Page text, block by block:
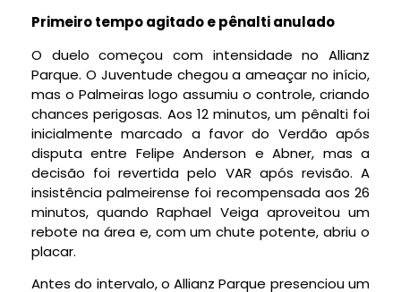
Primeiro tempo agitado e pênalti anulado
O duelo começou com intensidade no Allianz
Parque. O Juventude chegou a ameaçar no início,
mas o Palmeiras logo assumiu o controle, criando
chances perigosas. Aos 12 minutos, um pênalti foi
inicialmente marcado a favor do Verdão após
disputa entre Felipe Anderson e Abner, mas a
decisão foi revertida pelo VAR após revisão. A
insistência palmeirense foi recompensada aos 26
minutos, quando Raphael Veiga aproveitou um
rebote na área e, com um chute potente, abriu o
placar.
Antes do intervalo, o Allianz Parque presenciou um